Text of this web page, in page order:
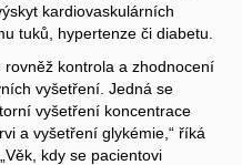
kardiovaskulárních
tuků, hypertenze či diabetu.
rovněž kontrola a zhodnocení
vyšetření. Jedná se
vyšetření koncentrace
a vyšetření glykémie,“ říká
kdy se pacientovi